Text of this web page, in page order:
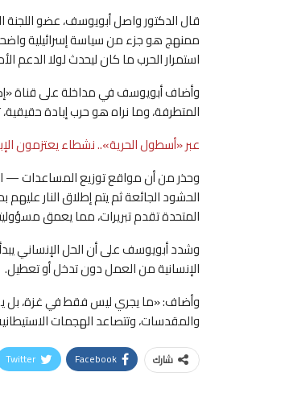
قال الدكتور واصل أبويوسف، عضو اللجنة
ممنهج هو جزء من سياسة إسرائيلية
استمرار الحرب ما كان ليحدث لولا الدعم
وأضاف أبويوسف في مداخلة على قناة
المتطرفة، وما نراه هو حرب إبادة
عبر «أسطول الحرية».. نشطاء يعتزمون
وحذر من أن مواقع توزيع المساعدات —
الحشود الجائعة ثم يتم إطلاق النار عليهم
المتحدة تقدم تبريرات، مما يعمق
وشدد أبويوسف على أن الحل الإنساني
الإنسانية من العمل دون تدخل أو تعطيل.
وأضاف: «ما يجري ليس فقط في غزة، بل
والمقدسات، وتتصاعد الهجمات
شارك Facebook
Twitter